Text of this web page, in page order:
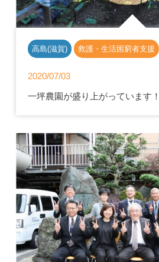
高島(滋賀) 救護・生活困窮者支援
2020/07/03
一坪農園が盛り上がっています！